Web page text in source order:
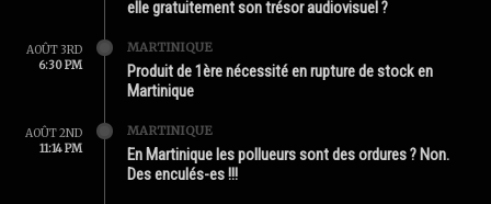
elle gratuitement son trésor audiovisuel ?
AOÛT 3RD
6:30 PM
MARTINIQUE
Produit de 1ère nécessité en rupture de stock en
Martinique
AOÛT 2ND
11:14 PM
MARTINIQUE
En Martinique les pollueurs sont des ordures ? Non.
Des enculés-es !!!